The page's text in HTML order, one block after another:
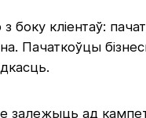
кліентаў:
Пачаткоўцы
залежыць ад